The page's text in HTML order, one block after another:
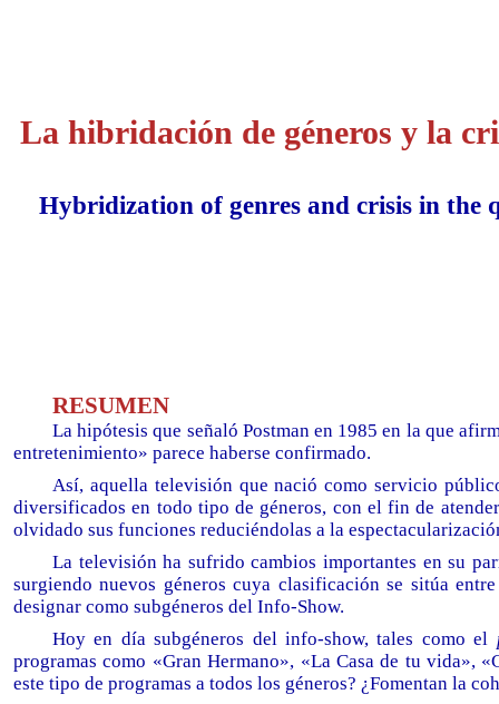
La hibridación de géneros y la
Hybridization of genres and crisis in the
RESUMEN
La hipótesis que señaló Postman en 1985 en la que
entretenimiento» parece haberse confirmado.
Así, aquella televisión que nació como servicio
diversificados en todo tipo de géneros, con el fin de
olvidado sus funciones reduciéndolas a la
La televisión ha sufrido cambios importantes en su
surgiendo nuevos géneros cuya clasificación se sitúa
designar como subgéneros del Info-Show.
Hoy en día subgéneros del info-show, tales como el
programas como «Gran Hermano», «La Casa de tu vida»,
este tipo de programas a todos los géneros? ¿Fomentan la